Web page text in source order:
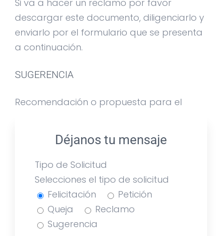
Si va a hacer un reclamo por favor
descargar este documento, diligenciarlo y
enviarlo por el formulario que se presenta
a continuación.
SUGERENCIA
Recomendación o propuesta para el
metas y objetivos de Grupo CTO
Colombia.Déjanos tu mensaje
Tipo de Solicitud
Selecciones el tipo de solicitud
Felicitación
Petición
Queja
Reclamo
Sugerencia